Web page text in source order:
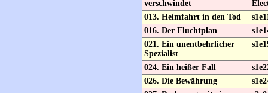
verschwindet
013. Heimfahrt in den Tod
016. Der Fluchtplan
021. Ein unentbehrlicher
Spezialist
024. Ein heißer Fall
026. Die Bewährung